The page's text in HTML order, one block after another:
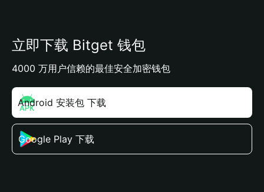
立即下载 Bitget 钱包
4000 万用户信赖的最佳安全加密钱包
Android 安装包 下载
Google Play 下载